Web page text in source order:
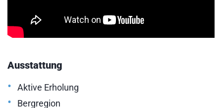
Ausstattung
• Aktive Erholung
• Bergregion